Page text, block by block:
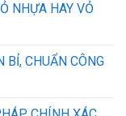
NHỰA HAY VỎ
BỈ, CHUẨN CÔNG